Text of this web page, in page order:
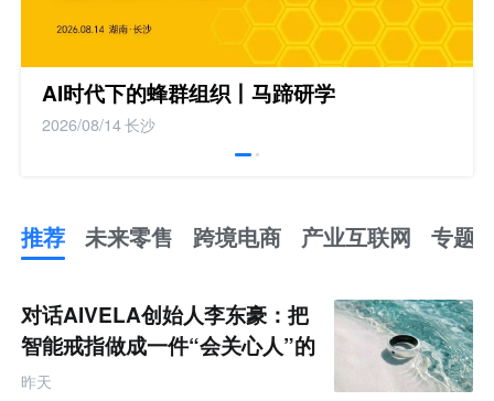
AI时代下的蜂群组织丨马蹄研学
2026/08/14长沙
推荐 未来零售 跨境电商 产业互联网 专题
来
零
售
跨
境
对话AIVELA创始人李东豪：把
智能戒指做成一件“会关心人”的
饰品
昨天